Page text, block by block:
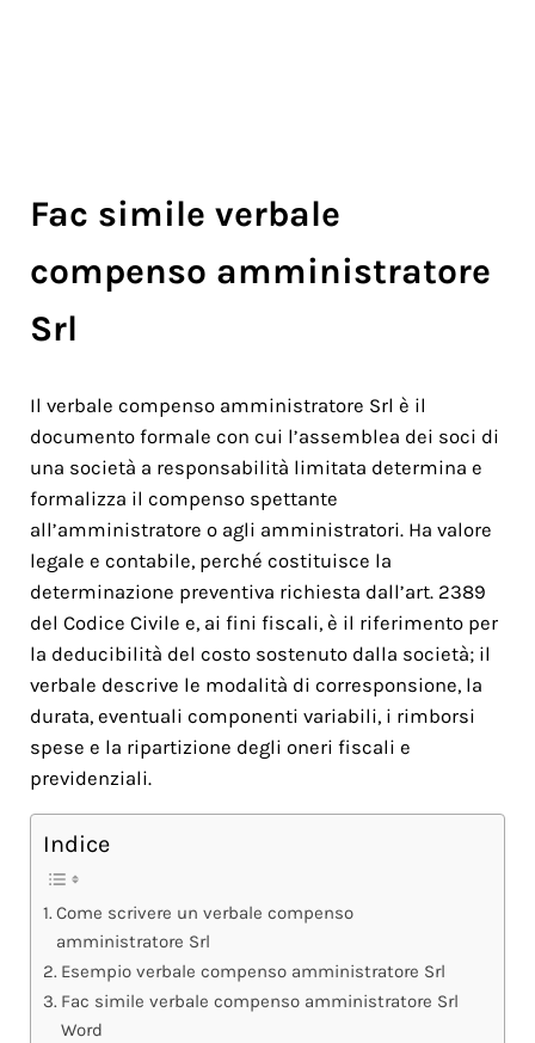
Fac simile verbale
compenso amministratore
Srl​
Il verbale compenso amministratore Srl è il
documento formale con cui l’assemblea dei soci di
una società a responsabilità limitata determina e
formalizza il compenso spettante
all’amministratore o agli amministratori. Ha valore
legale e contabile, perché costituisce la
determinazione preventiva richiesta dall’art. 2389
del Codice Civile e, ai fini fiscali, è il riferimento per
la deducibilità del costo sostenuto dalla società; il
verbale descrive le modalità di corresponsione, la
durata, eventuali componenti variabili, i rimborsi
spese e la ripartizione degli oneri fiscali e
previdenziali.
Indice
Come scrivere un verbale compenso
amministratore Srl​
Esempio verbale compenso amministratore Srl​
Fac simile verbale compenso amministratore Srl​
Word